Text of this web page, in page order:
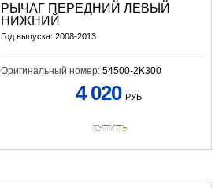
РЫЧАГ ПЕРЕДНИЙ ЛЕВЫЙ
НИЖНИЙ
Год выпуска: 2008-2013
Оригинальный номер: 54500-2K300
4 020 РУБ.
КУПИТЬ